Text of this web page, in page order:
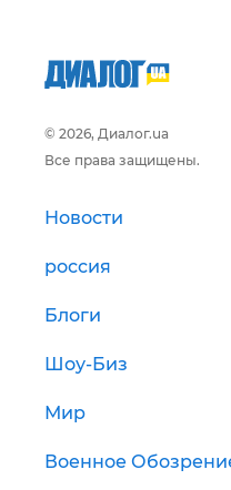
© 2026, Диалог.ua
Все права защищены.
Новости
россия
Блоги
Шоу-Биз
Мир
Военное